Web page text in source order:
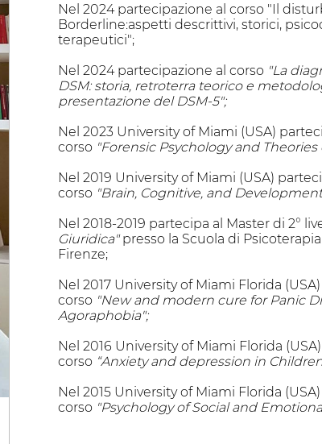
Nel 2024 partecipazione al corso "Il
Borderline:aspetti descrittivi, storici,
terapeutici";
Nel 2024 partecipazione al corso "La
DSM: storia, retroterra teorico e
presentazione del DSM-5";
Nel 2023 University of Miami (USA)
corso "Forensic Psychology and Theories
Nel 2019 University of Miami (USA)
corso "Brain, Cognitive, and
Nel 2018-2019 partecipa al Master di 2°
Giuridica"presso la Scuola di
Firenze;
Nel 2017 University of Miami Florida
corso "New and modern cure for Panic
Agoraphobia";
Nel 2016 University of Miami Florida
corso “Anxiety and depression in
Nel 2015 University of Miami Florida
corso "Psychology of Social and